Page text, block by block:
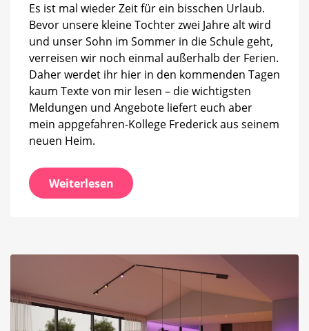
Es ist mal wieder Zeit für ein bisschen Urlaub.
Bevor unsere kleine Tochter zwei Jahre alt wird
und unser Sohn im Sommer in die Schule geht,
verreisen wir noch einmal außerhalb der Ferien.
Daher werdet ihr hier in den kommenden Tagen
kaum Texte von mir lesen – die wichtigsten
Meldungen und Angebote liefert euch aber
mein appgefahren-Kollege Frederick aus seinem
neuen Heim.
Weiterlesen